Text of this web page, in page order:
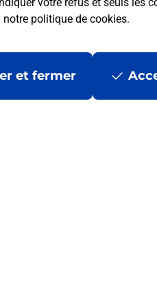
notre politique de cookies.
et fermer